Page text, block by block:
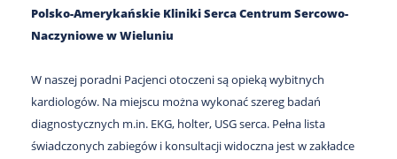
Polsko-Amerykańskie Kliniki Serca Centrum Sercowo-
Naczyniowe w Wieluniu
W naszej poradni Pacjenci otoczeni są opieką wybitnych
kardiologów. Na miejscu można wykonać szereg badań
diagnostycznych m.in. EKG, holter, USG serca. Pełna lista
świadczonych zabiegów i konsultacji widoczna jest w zakładce